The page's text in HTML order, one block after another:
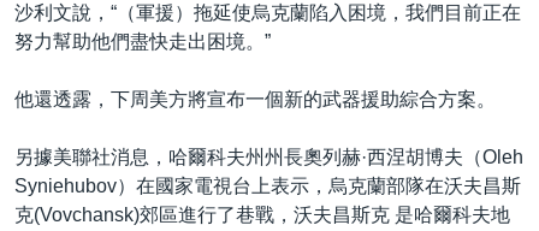
沙利文說，“（軍援）拖延使烏克蘭陷入困境，我們目前正在
努力幫助他們盡快走出困境。”
他還透露，下周美方將宣布一個新的武器援助綜合方案。
另據美聯社消息，哈爾科夫州州長奧列赫·西涅胡博夫（Oleh
Syniehubov）在國家電視台上表示，烏克蘭部隊在沃夫昌斯
克(Vovchansk)郊區進行了巷戰，沃夫昌斯克 是哈爾科夫地